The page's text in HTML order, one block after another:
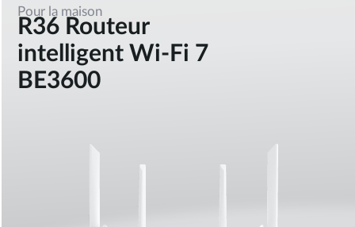
Pour la maison
R36 Routeur
intelligent Wi-Fi 7
BE3600